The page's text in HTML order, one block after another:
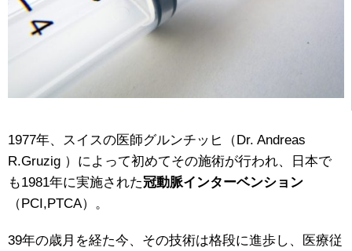
1977年、スイスの医師グルンチッヒ（Dr. Andreas
R.Gruzig ）によって初めてその施術が行われ、日本で
も1981年に実施された冠動脈インターベンション
（PCI,PTCA）。
39年の歳月を経た今、その技術は格段に進歩し、医療従